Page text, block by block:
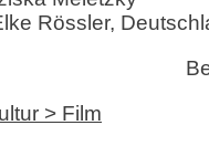
Rössler,
> Film